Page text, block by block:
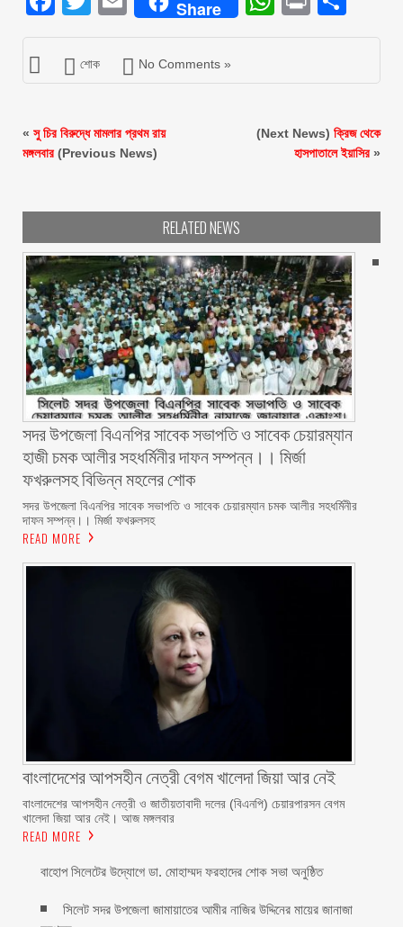
Share
শোক No Comments »
« সু চির বিরুদ্ধে মামলার প্রথম রায়
মঙ্গলবার(Previous News)
(Next News) ক্রিজ থেকে
হাসপাতালে ইয়াসির»
RELATED NEWS
সদর উপজেলা বিএনপির সাবেক সভাপতি ও সাবেক চেয়ারম্যান
হাজী চমক আলীর সহধর্মিনীর দাফন সম্পন্ন।। মির্জা
ফখরুলসহ বিভিন্ন মহলের শোক
সদর উপজেলা বিএনপির সাবেক সভাপতি ও সাবেক চেয়ারম্যান চমক আলীর সহধর্মিনীর
দাফন সম্পন্ন।। মির্জা ফখরুলসহ
READ MORE
বাংলাদেশের আপসহীন নেত্রী বেগম খালেদা জিয়া আর নেই
বাংলাদেশের আপসহীন নেত্রী ও জাতীয়তাবাদী দলের (বিএনপি) চেয়ারপারসন বেগম
খালেদা জিয়া আর নেই। আজ মঙ্গলবার
READ MORE
বাহোপ সিলেটের উদ্যোগে ডা. মোহাম্মদ ফরহাদের শোক সভা অনুষ্ঠিত
সিলেট সদর উপজেলা জামায়াতের আমীর নাজির উদ্দিনের মায়ের জানাজা